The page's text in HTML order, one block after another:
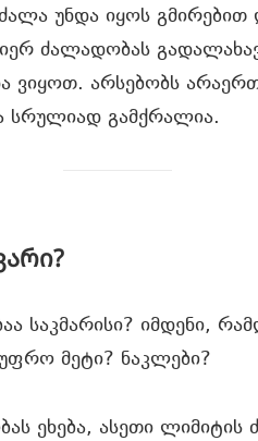
უნდა იყოს
ძალადობას
ვიყოთ. არსებობს
სრულიად გამქრალია.
საკმარისი? იმდენი,
მეტი? ნაკლები?
ეხება, ასეთი ლიმიტის